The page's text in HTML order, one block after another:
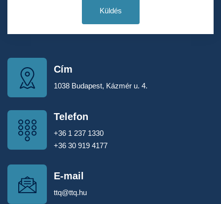
Küldés
Cím
1038 Budapest, Kázmér u. 4.
Telefon
+36 1 237 1330
+36 30 919 4177
E-mail
ttq@ttq.hu